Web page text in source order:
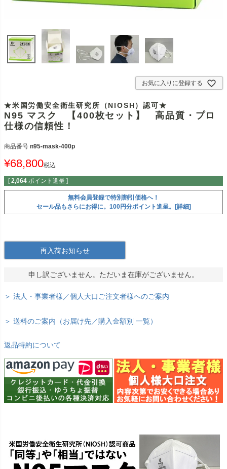
お気に入りに登録する
★米国労働安全衛生研究所（NIOSH）認可★
N95 マスク 【400枚セット】 高品質・プロ
仕様の信頼性！
商品番号 n95-mask-400p
¥68,800税込
[ 2,064 ポイント進呈 ]
無料会員登録で特別割引価格へ！
セール品もさらにお得に。100円分ポイント進呈。[詳細]
再入荷お知らせ
申し訳ございません。ただいま在庫がございません。
＞ 法人・事業者様／個人大口ご注文者様へのご案内
＞ 送料のご案内（お届け先／購入金額別 一覧）
返品特約について